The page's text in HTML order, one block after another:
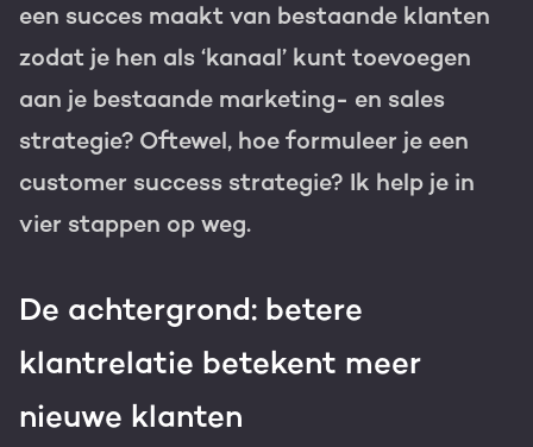
een succes maakt van bestaande klanten
zodat je hen als ‘kanaal’ kunt toevoegen
aan je bestaande marketing- en sales
strategie? Oftewel, hoe formuleer je een
customer success strategie? Ik help je in
vier stappen op weg.
De achtergrond: betere
klantrelatie betekent meer
nieuwe klanten